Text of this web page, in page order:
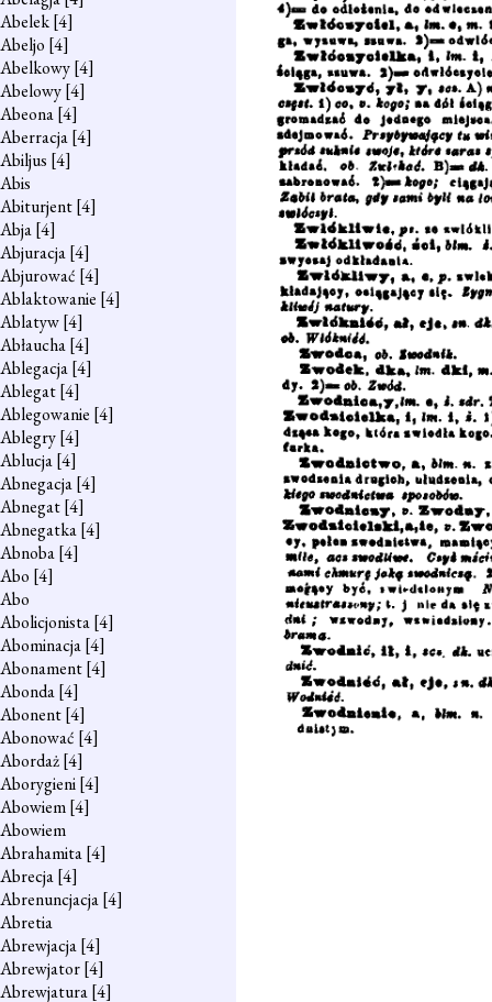
Abelek[4]
Abeljo [4]
Abelkowy[4]
Abelowy[4]
Abeona[4]
Aberracja[4]
Abiljus [4]
Abis
Abiturjent[4]
Abja[4]
Abjuracja[4]
Abjurować [4]
Ablaktowanie [4]
Ablatyw[4]
Abłaucha[4]
Ablegacja[4]
Ablegat[4]
Ablegowanie [4]
Ablegry[4]
Ablucja[4]
Abnegacja[4]
Abnegat[4]
Abnegatka[4]
Abnoba[4]
Abo [4]
Abo
Abolicjonista[4]
Abominacja[4]
Abonament[4]
Abonda[4]
Abonent[4]
Abonować [4]
Abordaż[4]
Aborygieni[4]
Abowiem[4]
Abowiem
Abrahamita[4]
Abrecja[4]
Abrenuncjacja[4]
Abretia
Abrewjacja[4]
Abrewjator[4]
Abrewjatura[4]